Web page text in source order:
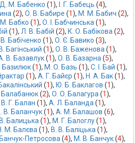
Д. М. Бабенко (1), І. Г. Бабець (4),
(2), О. В. Бабире (1), М. М. Бабич (2),
Бабко (1), О. І. Бабчинська (1),
(1), Л. В. Бабій (2), К. О. Бабікова (2),
Бабіченко (1), О. Є. Бавико (3),
Багінський (1), О. В. Баженова (1),
В. Базавлук (1), О. В. Базарна (5),
Базилюк (1), М. О. Базь (1), С. І. Бай (1),
(1), А. Г. Байєр (1), Н. А. Бак (1),
(1), Ю. Б. Баклагов (1),
(2), О. О. Балагура (1),
В. Г. Балан (1), А. Л. Баланда (1),
В. Баланчук (1), А. М. Балашов (6),
Балицька (1), М. Г. Балоглу (1),
М. Балєва (1), В. В. Баліцька (1),
Петросова (4), М. В. Банчук (4),